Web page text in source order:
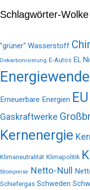
Schlagwörter-Wolke
"grüner" Wasserstoff
Dekarbonisierung E-Autos EL
Energiewende
Erneuerbare Energien EU
Gaskraftwerke
Kernenergie
Klimaneutralität Klimapolitik
Strompreise Netto-Null
Schiefergas Schweden